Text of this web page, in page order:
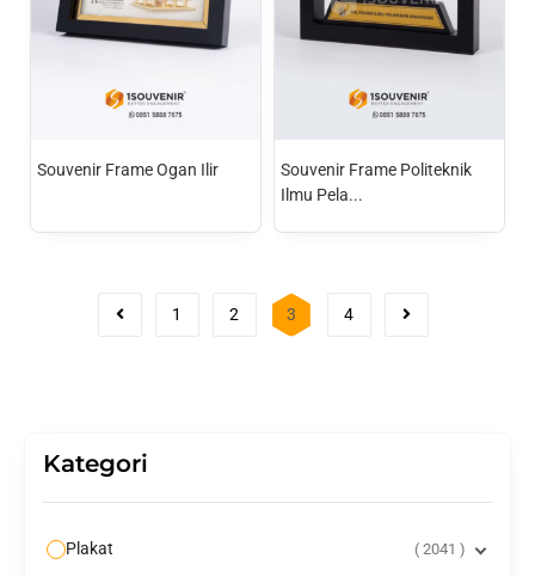
Souvenir Frame Ogan Ilir
Souvenir Frame Politeknik
Ilmu Pela...
1 2 3 4
Kategori
Plakat 2041